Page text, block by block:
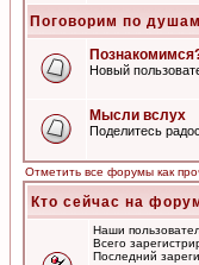
Поговорим по
Новый
Мысли вслух
Поделитесь
Отметить все форумы как
Кто сейчас на
Наши
Всего
Последний